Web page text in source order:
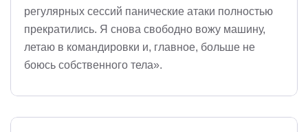
регулярных сессий панические атаки полностью
прекратились. Я снова свободно вожу машину,
летаю в командировки и, главное, больше не
боюсь собственного тела».